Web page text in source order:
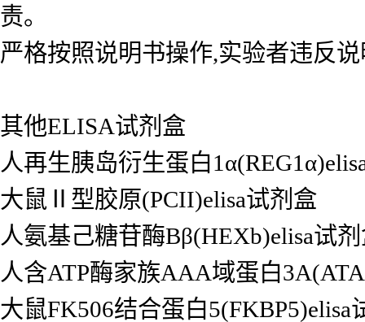
责。
严格按照说明书操作,实验者违反
其他ELISA试剂盒
人再生胰岛衍生蛋白
大鼠Ⅱ型胶原(PCII)elisa试剂盒
人氨基己糖苷酶Bβ(HEXb)elisa试
人含ATP酶家族AAA域蛋白
大鼠FK506结合蛋白5(FKBP5)elisa